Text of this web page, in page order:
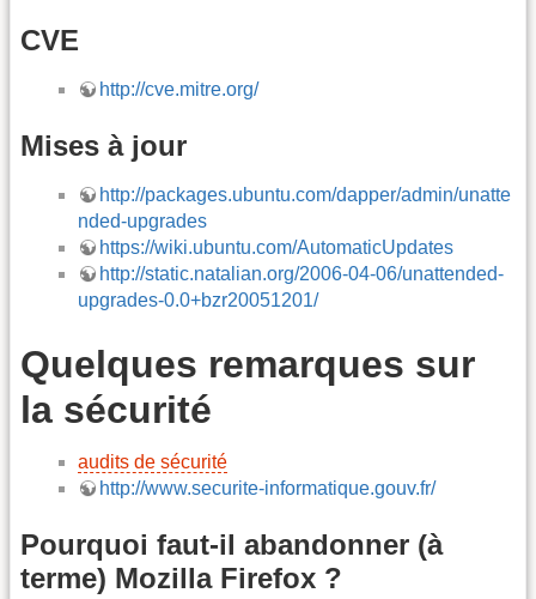
CVE
http://cve.mitre.org/
Mises à jour
http://packages.ubuntu.com/dapper/admin/unatte
nded-upgrades
https://wiki.ubuntu.com/AutomaticUpdates
http://static.natalian.org/2006-04-06/unattended-
upgrades-0.0+bzr20051201/
Quelques remarques sur
la sécurité
audits de sécurité
http://www.securite-informatique.gouv.fr/
Pourquoi faut-il abandonner (à
terme) Mozilla Firefox ?